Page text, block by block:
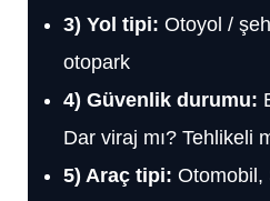
3) Yol tipi: Otoyol /
otopark
4) Güvenlik durumu:
Dar viraj mı? Tehlikeli
5) Araç tipi: Otomobil,